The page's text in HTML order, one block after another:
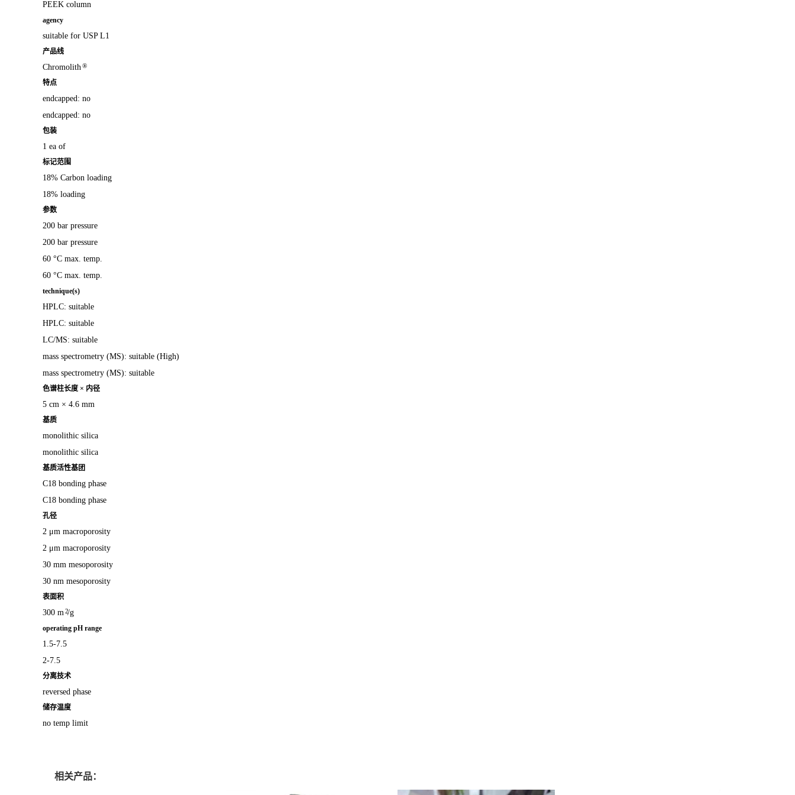
PEEK column
agency
suitable for USP L1
产品线
Chromolith ®
特点
endcapped: no
endcapped: no
包装
1 ea of
标记范围
18% Carbon loading
18% loading
参数
200 bar pressure
200 bar pressure
60 °C max. temp.
60 °C max. temp.
technique(s)
HPLC: suitable
HPLC: suitable
LC/MS: suitable
mass spectrometry (MS): suitable (High)
mass spectrometry (MS): suitable
色谱柱长度 × 内径
5 cm × 4.6 mm
基质
monolithic silica
monolithic silica
基质活性基团
C18 bonding phase
C18 bonding phase
孔径
2 μm macroporosity
2 μm macroporosity
30 mm mesoporosity
30 nm mesoporosity
表面积
300 m 2/g
operating pH range
1.5-7.5
2-7.5
分离技术
reversed phase
储存温度
no temp limit
相关产品：